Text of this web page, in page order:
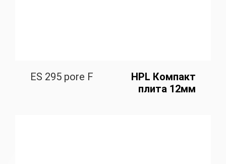
ES 295 pore F
HPL Компакт
плита 12мм